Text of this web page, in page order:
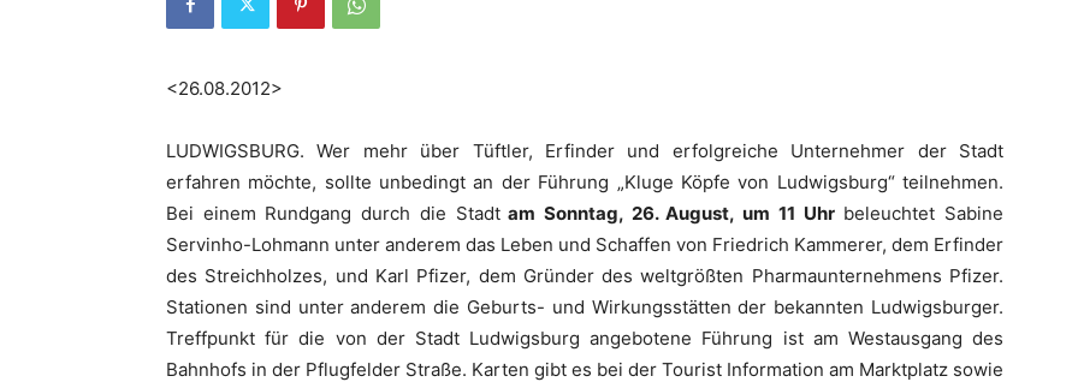
<26.08.2012>
LUDWIGSBURG. Wer mehr über Tüftler, Erfinder und erfolgreiche Unternehmer der Stadt
erfahren möchte, sollte unbedingt an der Führung „Kluge Köpfe von Ludwigsburg“ teilnehmen.
Bei einem Rundgang durch die Stadtam Sonntag, 26. August, um 11 Uhrbeleuchtet Sabine
Servinho-Lohmann unter anderem das Leben und Schaffen von Friedrich Kammerer, dem Erfinder
des Streichholzes, und Karl Pfizer, dem Gründer des weltgrößten Pharmaunternehmens Pfizer.
Stationen sind unter anderem die Geburts- und Wirkungsstätten der bekannten Ludwigsburger.
Treffpunkt für die von der Stadt Ludwigsburg angebotene Führung ist am Westausgang des
Bahnhofs in der Pflugfelder Straße. Karten gibt es bei der Tourist Information am Marktplatz sowie